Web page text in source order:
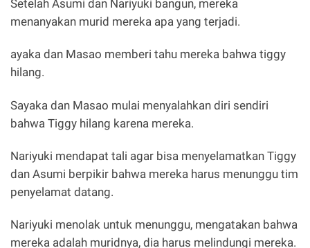
Setelah Asumi dan Nariyuki bangun, mereka
menanyakan murid mereka apa yang terjadi.
ayaka dan Masao memberi tahu mereka bahwa tiggy
hilang.
Sayaka dan Masao mulai menyalahkan diri sendiri
bahwa Tiggy hilang karena mereka.
Nariyuki mendapat tali agar bisa menyelamatkan Tiggy
dan Asumi berpikir bahwa mereka harus menunggu tim
penyelamat datang.
Nariyuki menolak untuk menunggu, mengatakan bahwa
mereka adalah muridnya, dia harus melindungi mereka.